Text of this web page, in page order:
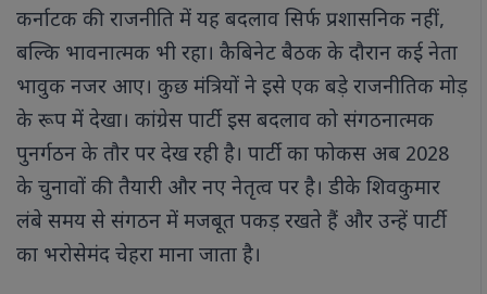
कर्नाटक की राजनीति में यह बदलाव सिर्फ प्रशासनिक नहीं,
बल्कि भावनात्मक भी रहा। कैबिनेट बैठक के दौरान कई नेता
भावुक नजर आए। कुछ मंत्रियों ने इसे एक बड़े राजनीतिक मोड़
के रूप में देखा। कांग्रेस पार्टी इस बदलाव को संगठनात्मक
पुनर्गठन के तौर पर देख रही है। पार्टी का फोकस अब 2028
के चुनावों की तैयारी और नए नेतृत्व पर है। डीके शिवकुमार
लंबे समय से संगठन में मजबूत पकड़ रखते हैं और उन्हें पार्टी
का भरोसेमंद चेहरा माना जाता है।